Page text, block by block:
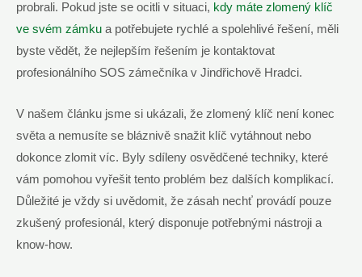
probrali. Pokud jste se ocitli v situaci, kdy máte zlomený klíč
ve svém zámku a potřebujete rychlé a spolehlivé řešení, měli
byste vědět, že nejlepším řešením je kontaktovat
profesionálního SOS zámečníka v Jindřichově Hradci.
V našem článku jsme si ukázali, že zlomený klíč není konec
světa a nemusíte se bláznivě snažit klíč vytáhnout nebo
dokonce zlomit víc. Byly sdíleny osvědčené techniky, které
vám pomohou vyřešit tento problém bez dalších komplikací.
Důležité je vždy si uvědomit, že zásah nechť provádí pouze
zkušený profesionál, který disponuje potřebnými nástroji a
know-how.